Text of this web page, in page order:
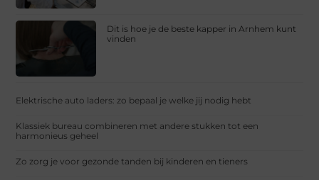
Dit is hoe je de beste kapper in Arnhem kunt
vinden
Elektrische auto laders: zo bepaal je welke jij nodig hebt
Klassiek bureau combineren met andere stukken tot een
harmonieus geheel
Zo zorg je voor gezonde tanden bij kinderen en tieners